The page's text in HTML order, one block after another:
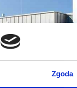
Zgoda